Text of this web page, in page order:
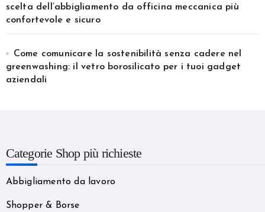
scelta dell’abbigliamento da officina meccanica più
confortevole e sicuro
Come comunicare la sostenibilità senza cadere nel
greenwashing: il vetro borosilicato per i tuoi gadget
aziendali
Categorie Shop più richieste
Abbigliamento da lavoro
Shopper & Borse